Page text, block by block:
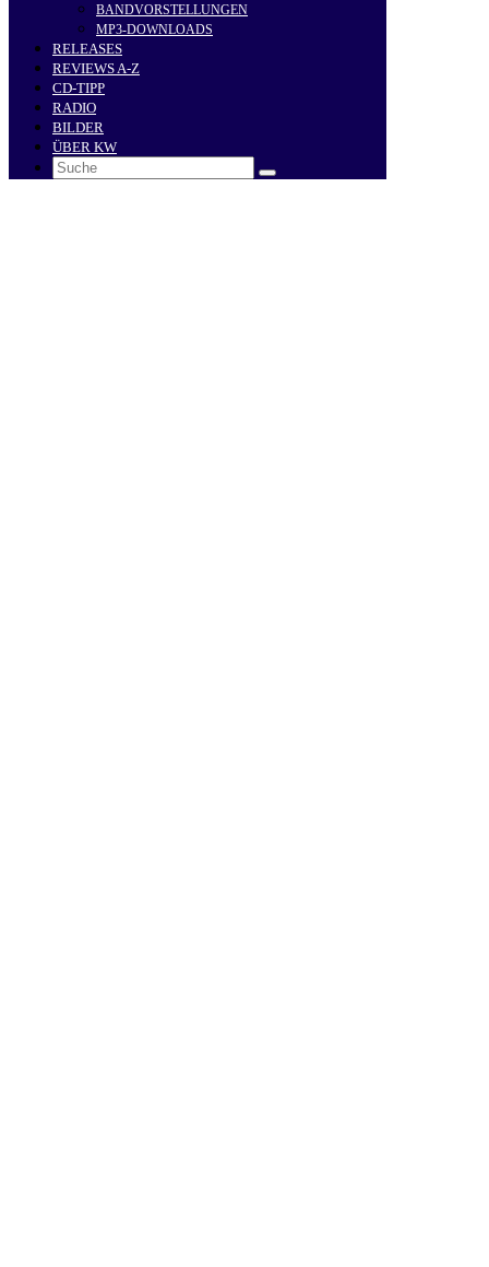
BANDVORSTELLUNGEN
MP3-DOWNLOADS
RELEASES
REVIEWS A-Z
CD-TIPP
RADIO
BILDER
ÜBER KW
Search